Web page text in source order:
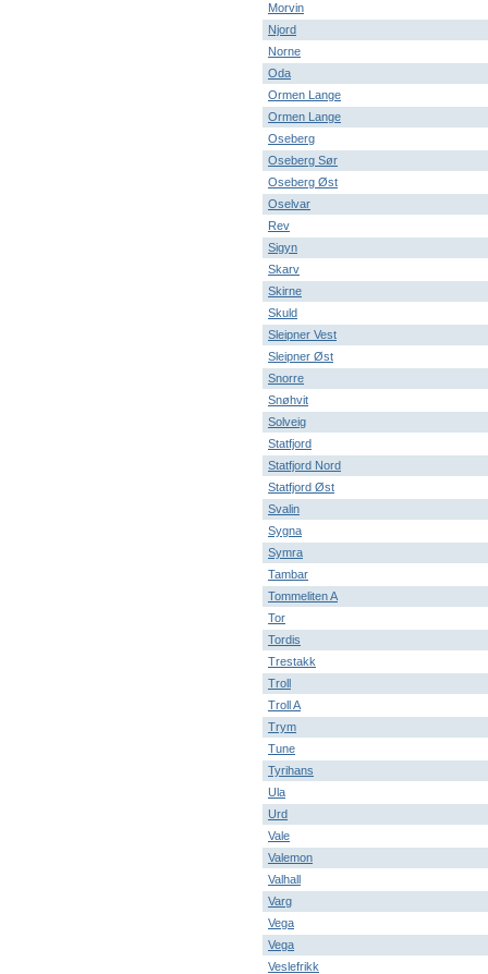
Morvin
Njord
Norne
Oda
Ormen Lange
Ormen Lange
Oseberg
Oseberg Sør
Oseberg Øst
Oselvar
Rev
Sigyn
Skarv
Skirne
Skuld
Sleipner Vest
Sleipner Øst
Snorre
Snøhvit
Solveig
Statfjord
Statfjord Nord
Statfjord Øst
Svalin
Sygna
Symra
Tambar
Tommeliten A
Tor
Tordis
Trestakk
Troll
Troll A
Trym
Tune
Tyrihans
Ula
Urd
Vale
Valemon
Valhall
Varg
Vega
Vega
Veslefrikk